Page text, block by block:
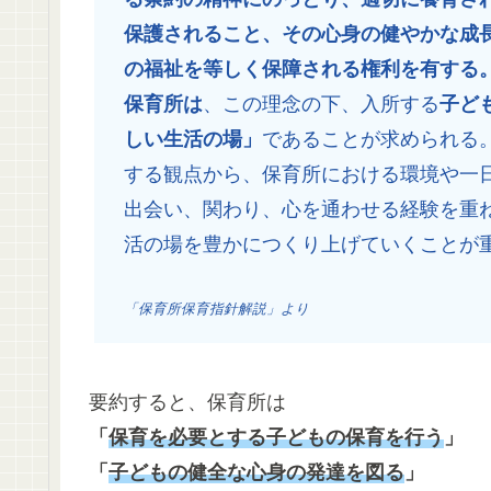
保護されること、その心身の健やかな
の福祉を等しく保障される権利を有する
保育所は、この理念の下、入所する子ど
しい生活の場」 であることが求められる
する観点から、保育所における環境や
出会い、関わり、心を通わせる経験を
活の場を豊かにつくり上げていくことが
「保育所保育指針解説」より
要約すると、保育所は
「 保育を必要とする子どもの保育を行う 」
「 子どもの健全な心身の発達を図る 」